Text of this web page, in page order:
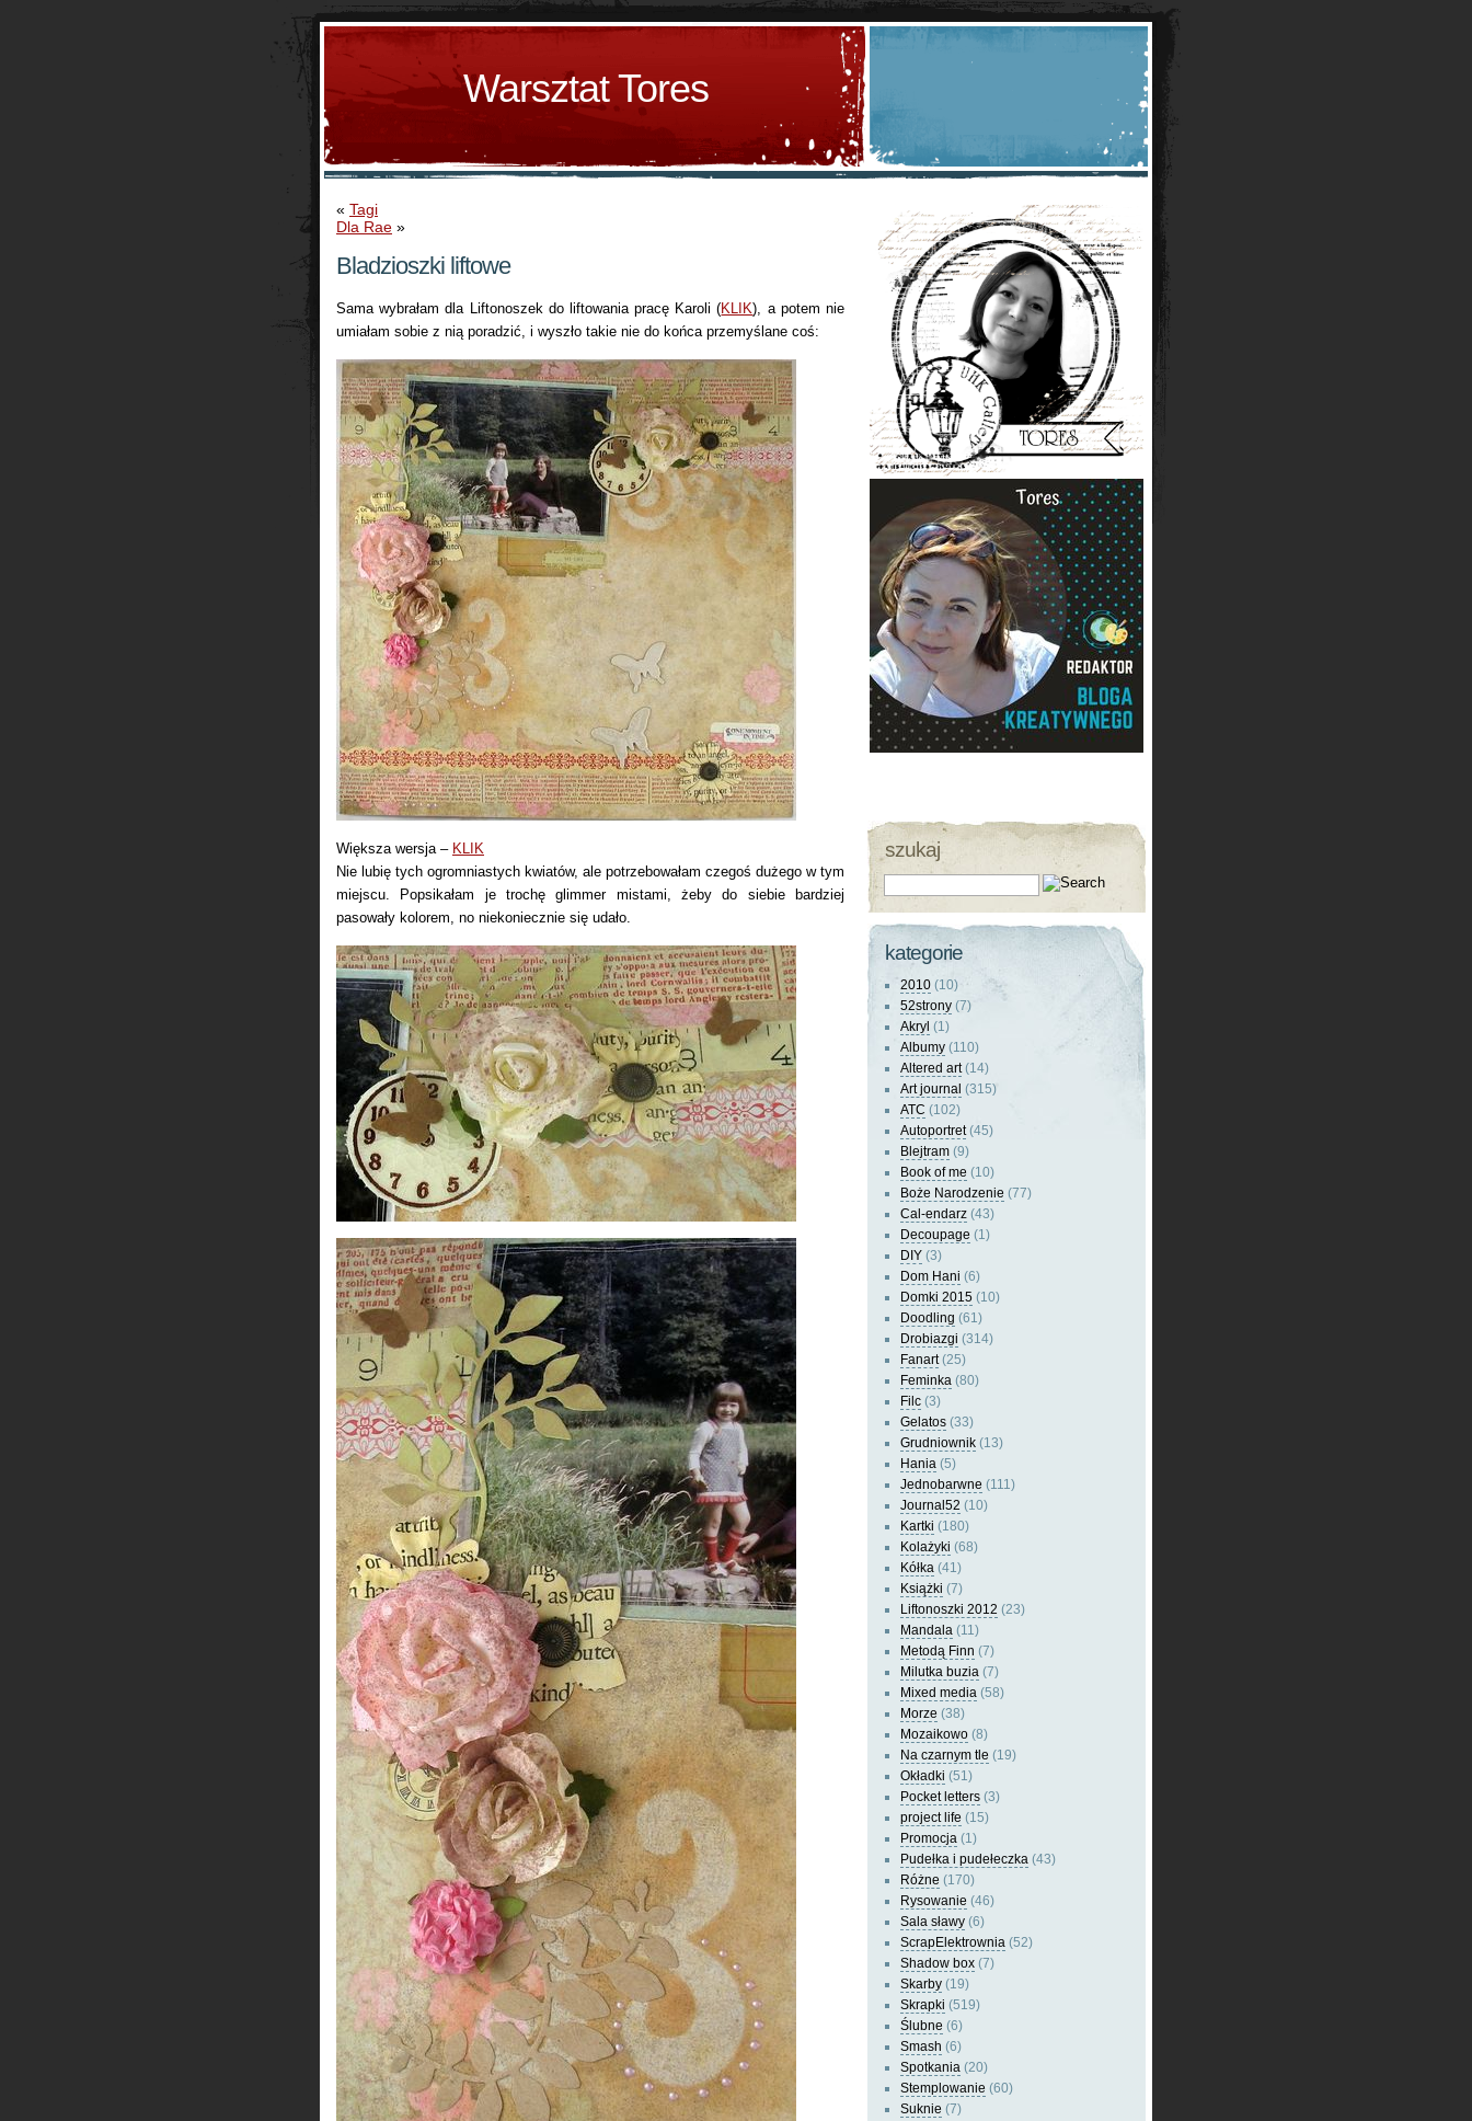
Warsztat Tores
« Tagi
Dla Rae »
Bladzioszki liftowe
Sama wybrałam dla Liftonoszek do liftowania pracę Karoli (KLIK), a potem nie
umiałam sobie z nią poradzić, i wyszło takie nie do końca przemyślane coś:
Większa wersja – KLIK
Nie lubię tych ogromniastych kwiatów, ale potrzebowałam czegoś dużego w tym
miejscu. Popsikałam je trochę glimmer mistami, żeby do siebie bardziej
pasowały kolorem, no niekoniecznie się udało.
szukaj
kategorie
2010 (10)
52strony (7)
Akryl (1)
Albumy (110)
Altered art(14)
Art journal (315)
ATC (102)
Autoportret(45)
Blejtram (9)
Book of me (10)
Boże Narodzenie (77)
Cal-endarz (43)
Decoupage (1)
DIY (3)
Dom Hani (6)
Domki 2015 (10)
Doodling (61)
Drobiazgi (314)
Fanart(25)
Feminka (80)
Filc (3)
Gelatos (33)
Grudniownik (13)
Hania (5)
Jednobarwne (111)
Journal52 (10)
Kartki (180)
Kolażyki (68)
Kółka (41)
Książki (7)
Liftonoszki 2012 (23)
Mandala (11)
Metodą Finn (7)
Milutka buzia (7)
Mixed media (58)
Morze (38)
Mozaikowo (8)
Na czarnym tle (19)
Okładki (51)
Pocket letters (3)
project life (15)
Promocja (1)
Pudełka i pudełeczka (43)
Różne (170)
Rysowanie (46)
Sala sławy (6)
ScrapElektrownia (52)
Shadow box (7)
Skarby (19)
Skrapki (519)
Ślubne (6)
Smash (6)
Spotkania (20)
Stemplowanie (60)
Suknie (7)